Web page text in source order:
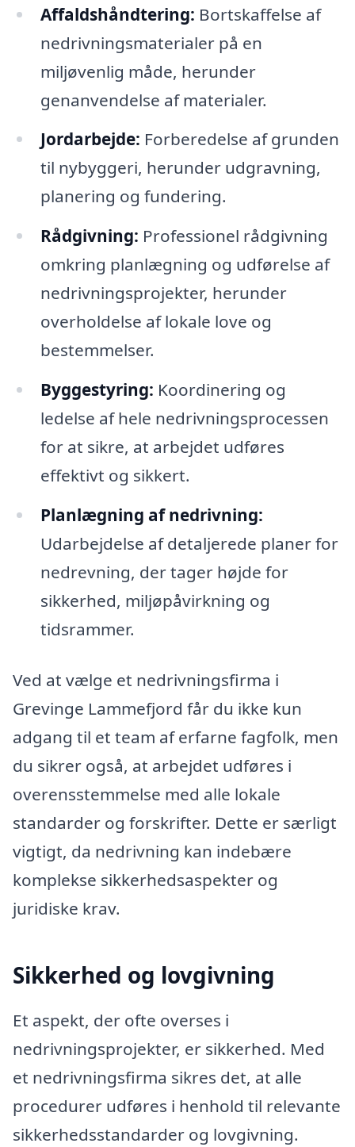
Affaldshåndtering: Bortskaffelse af
nedrivningsmaterialer på en
miljøvenlig måde, herunder
genanvendelse af materialer.
Jordarbejde: Forberedelse af grunden
til nybyggeri, herunder udgravning,
planering og fundering.
Rådgivning: Professionel rådgivning
omkring planlægning og udførelse af
nedrivningsprojekter, herunder
overholdelse af lokale love og
bestemmelser.
Byggestyring: Koordinering og
ledelse af hele nedrivningsprocessen
for at sikre, at arbejdet udføres
effektivt og sikkert.
Planlægning af nedrivning:
Udarbejdelse af detaljerede planer for
nedrevning, der tager højde for
sikkerhed, miljøpåvirkning og
tidsrammer.
Ved at vælge et nedrivningsfirma i
Grevinge Lammefjord får du ikke kun
adgang til et team af erfarne fagfolk, men
du sikrer også, at arbejdet udføres i
overensstemmelse med alle lokale
standarder og forskrifter. Dette er særligt
vigtigt, da nedrivning kan indebære
komplekse sikkerhedsaspekter og
juridiske krav.
Sikkerhed og lovgivning
Et aspekt, der ofte overses i
nedrivningsprojekter, er sikkerhed. Med
et nedrivningsfirma sikres det, at alle
procedurer udføres i henhold til relevante
sikkerhedsstandarder og lovgivning.